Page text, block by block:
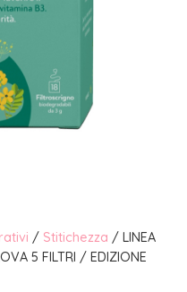
/ Stitichezza / LINEA
5 FILTRI / EDIZIONE